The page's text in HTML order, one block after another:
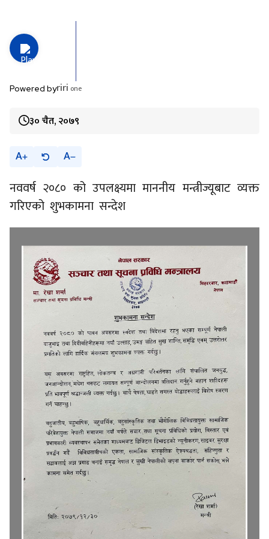
Powered byriri one
३० चैत, २०७९
A A
नववर्ष २०८० को उपलक्ष्यमा माननीय मन्त्रीज्यूबाट व्यक्त
गरिएको शुभकामना सन्देश